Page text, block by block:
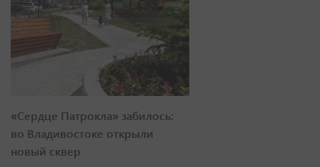
«Сердце Патрокла» забилось:
во Владивостоке открыли
новый сквер